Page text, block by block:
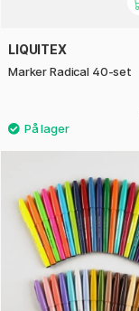
LIQUITEX
Marker Radical 40-set